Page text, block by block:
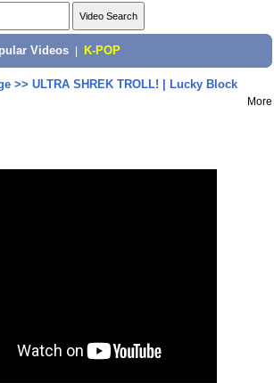
Videos K-POP
>> ULTRA SHREK TROLL! | Lucky Block
More